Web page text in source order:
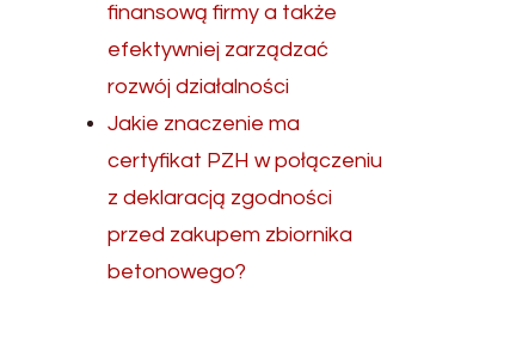
finansową firmy a także
efektywniej zarządzać
rozwój działalności
Jakie znaczenie ma
certyfikat PZH w połączeniu
z deklaracją zgodności
przed zakupem zbiornika
betonowego?